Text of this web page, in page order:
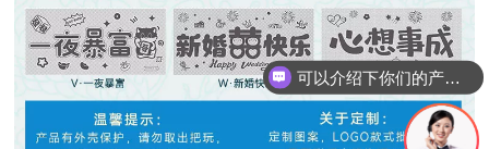
可以介绍下你们的产品么
你们是怎么收费的呢